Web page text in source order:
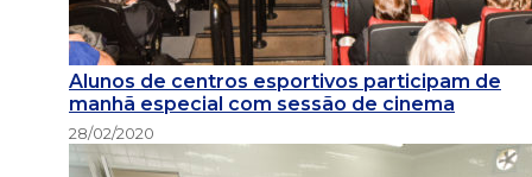
Alunos de centros esportivos participam de
manhã especial com sessão de cinema
28/02/2020